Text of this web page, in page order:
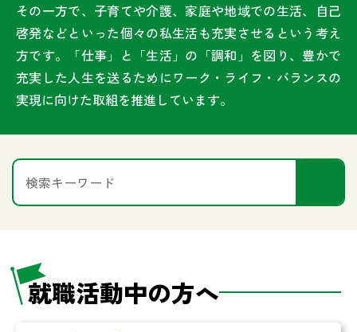
その一方で、子育てや介護、家庭や地域での生活、自己
啓発などといった個々の私生活も充実させるという考え
方です。「仕事」と「生活」の「調和」を図り、豊かで
充実した人生を送るためにワーク・ライフ・バランスの
実現に向けた取組を推進しています。
就職活動中の方へ